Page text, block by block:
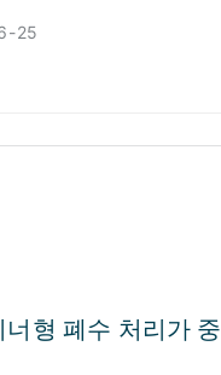
25
너형 폐수 처리가